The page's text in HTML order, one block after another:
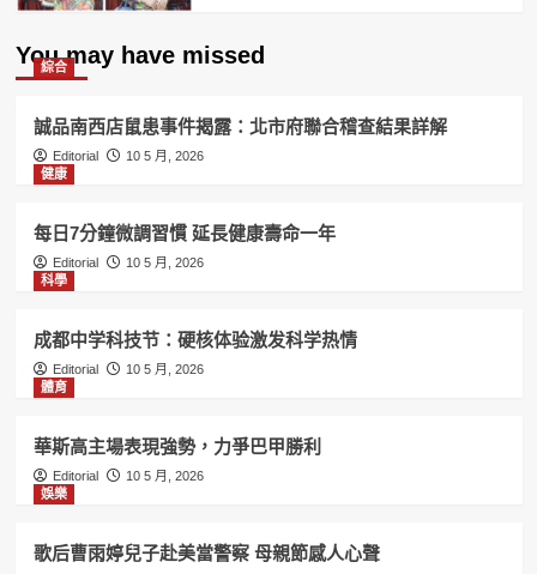
You may have missed
綜合
誠品南西店鼠患事件揭露：北市府聯合稽查結果詳解
Editorial
10 5 月, 2026
健康
每日7分鐘微調習慣 延長健康壽命一年
Editorial
10 5 月, 2026
科學
成都中学科技节：硬核体验激发科学热情
Editorial
10 5 月, 2026
體育
華斯高主場表現強勢，力爭巴甲勝利
Editorial
10 5 月, 2026
娛樂
歌后曹雨婷兒子赴美當警察 母親節感人心聲